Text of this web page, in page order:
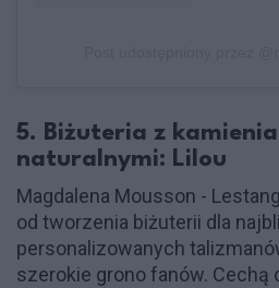
5. Biżuteria z
naturalnymi: Lilou
Magdalena Mousson -
od tworzenia biżuterii dla
personalizowanych
szerokie grono fanów. Cechą